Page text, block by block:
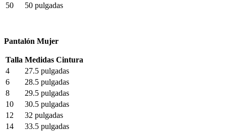
50
50 pulgadas
Pantalón Mujer
Talla Medidas Cintura
4
27.5 pulgadas
6
28.5 pulgadas
8
29.5 pulgadas
10
30.5 pulgadas
12
32 pulgadas
14
33.5 pulgadas